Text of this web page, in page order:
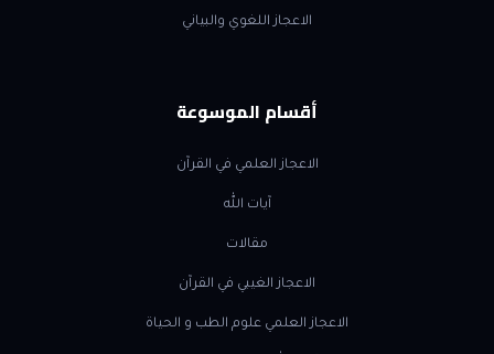
الاعجاز اللغوي والبياني
أقسام الموسوعة
الاعجاز العلمي في القرآن
آيات الله
مقالات
الاعجاز الغيبي في القرآن
الاعجاز العلمي علوم الطب و الحياة